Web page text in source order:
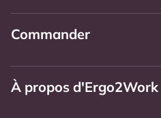
Commander
À propos d'Ergo2Work